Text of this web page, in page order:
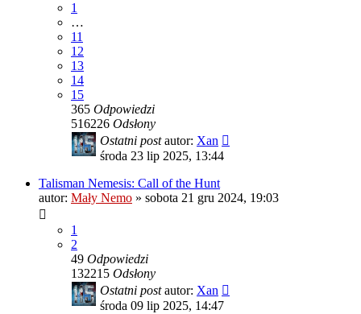
1
…
11
12
13
14
15
365 Odpowiedzi
516226 Odsłony
Ostatni postautor: Xan
środa 23 lip 2025, 13:44
Talisman Nemesis: Call of the Hunt
autor: Mały Nemo » sobota 21 gru 2024, 19:03
1
2
49 Odpowiedzi
132215 Odsłony
Ostatni postautor: Xan
środa 09 lip 2025, 14:47